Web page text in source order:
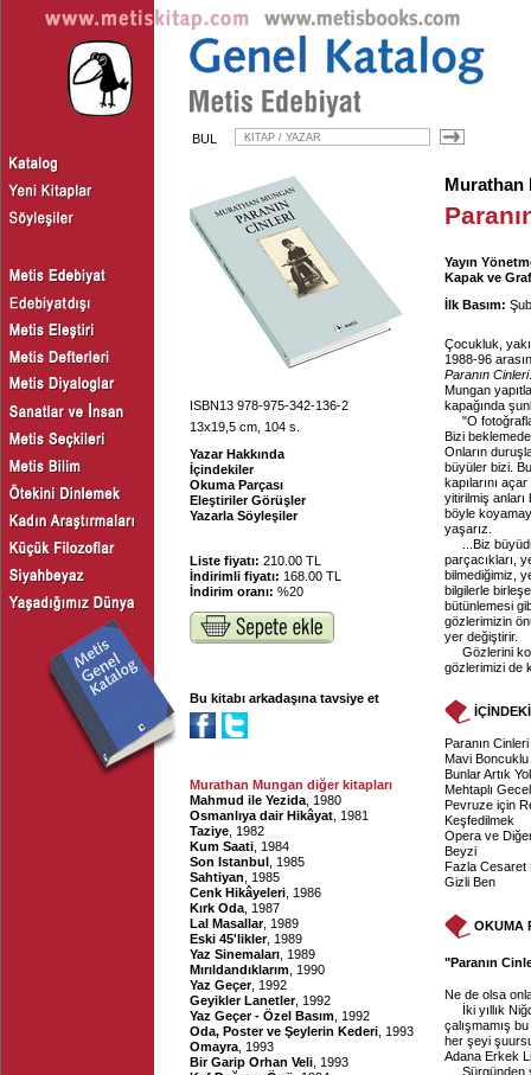
BUL
ISBN13 978-975-342-136-2
13x19,5 cm, 104 s.
Yazar Hakkında
İçindekiler
Okuma Parçası
Eleştiriler Görüşler
Yazarla Söyleşiler
Liste fiyatı: 210.00 TL
İndirimli fiyatı: 168.00 TL
İndirim oranı: %20
Bu kitabı arkadaşına tavsiye et
Murathan Mungan diğer kitapları
Mahmud ile Yezida , 1980
Osmanlıya dair Hikâyat , 1981
Taziye , 1982
Kum Saati , 1984
Son Istanbul , 1985
Sahtiyan , 1985
Cenk Hikâyeleri , 1986
Kırk Oda , 1987
Lal Masallar, 1989
Eski 45'likler, 1989
Yaz Sinemaları , 1989
Mırıldandıklarım , 1990
Yaz Geçer, 1992
Geyikler Lanetler, 1992
Yaz Geçer - Özel Basım , 1992
Oda, Poster ve Şeylerin Kederi , 1993
Omayra , 1993
Bir Garip Orhan Veli , 1993
Murathan
Yayın
Kapak ve
İlk Basım:
Çocukluk,
1988-96
Paranın Cinleri
Mungan
kapağında
"O
Bizi
Onların
büyüler bizi.
kapılarını
yitirilmiş anları
böyle
yaşarız.
...Biz
parçacıkları,
bilmediğimiz,
bilgilerle
bütünlemesi
gözlerimizin
yer değiştirir.
Gözlerini
gözlerimizi de
Paranın Cinleri
Mavi Boncuklu
Bunlar Artık
Mehtaplı
Pevruze için
Keşfedilmek
Opera ve
Beyzi
Fazla Cesaret
Gizli Ben
OKUMA
"Paranın
Ne de olsa
İki yıllık
çalışmamış
her şeyi
Adana Erkek
Sürgünden